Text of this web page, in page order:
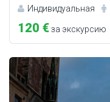
Индивидуальная
120 €за экскурсию